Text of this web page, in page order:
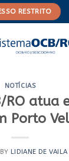
RESTRITO
NOTÍCIAS
RO atua
Porto
BY LIDIANE DE VAILA